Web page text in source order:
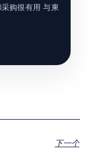
购很有用 与柬
下一个